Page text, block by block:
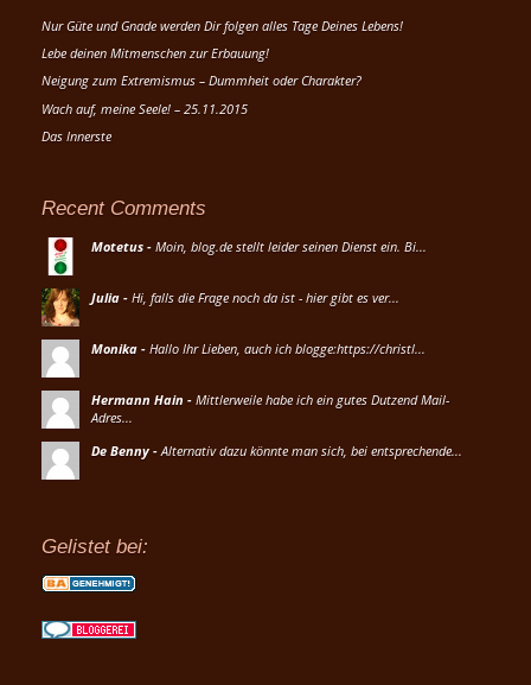
Nur Güte und Gnade werden Dir folgen alles Tage Deines Lebens!
Lebe deinen Mitmenschen zur Erbauung!
Neigung zum Extremismus – Dummheit oder Charakter?
Wach auf, meine Seele! – 25.11.2015
Das Innerste
Recent Comments
Motetus- Moin, blog.de stellt leider seinen Dienst ein. Bi...
Julia- Hi, falls die Frage noch da ist - hier gibt es ver...
Monika- Hallo Ihr Lieben, auch ich blogge:https://christl...
Hermann Hain - Mittlerweile habe ich ein gutes Dutzend Mail-
Adres...
De Benny- Alternativ dazu könnte man sich, bei entsprechende...
Gelistet bei: